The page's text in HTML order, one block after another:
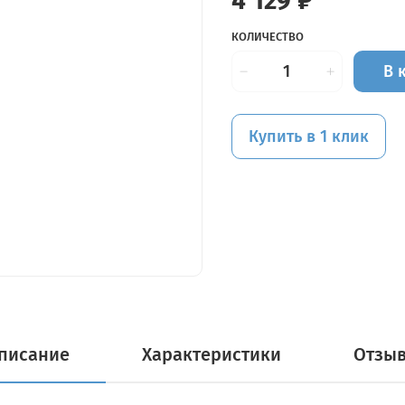
КОЛИЧЕСТВО
В
Купить в 1 клик
Характеристики